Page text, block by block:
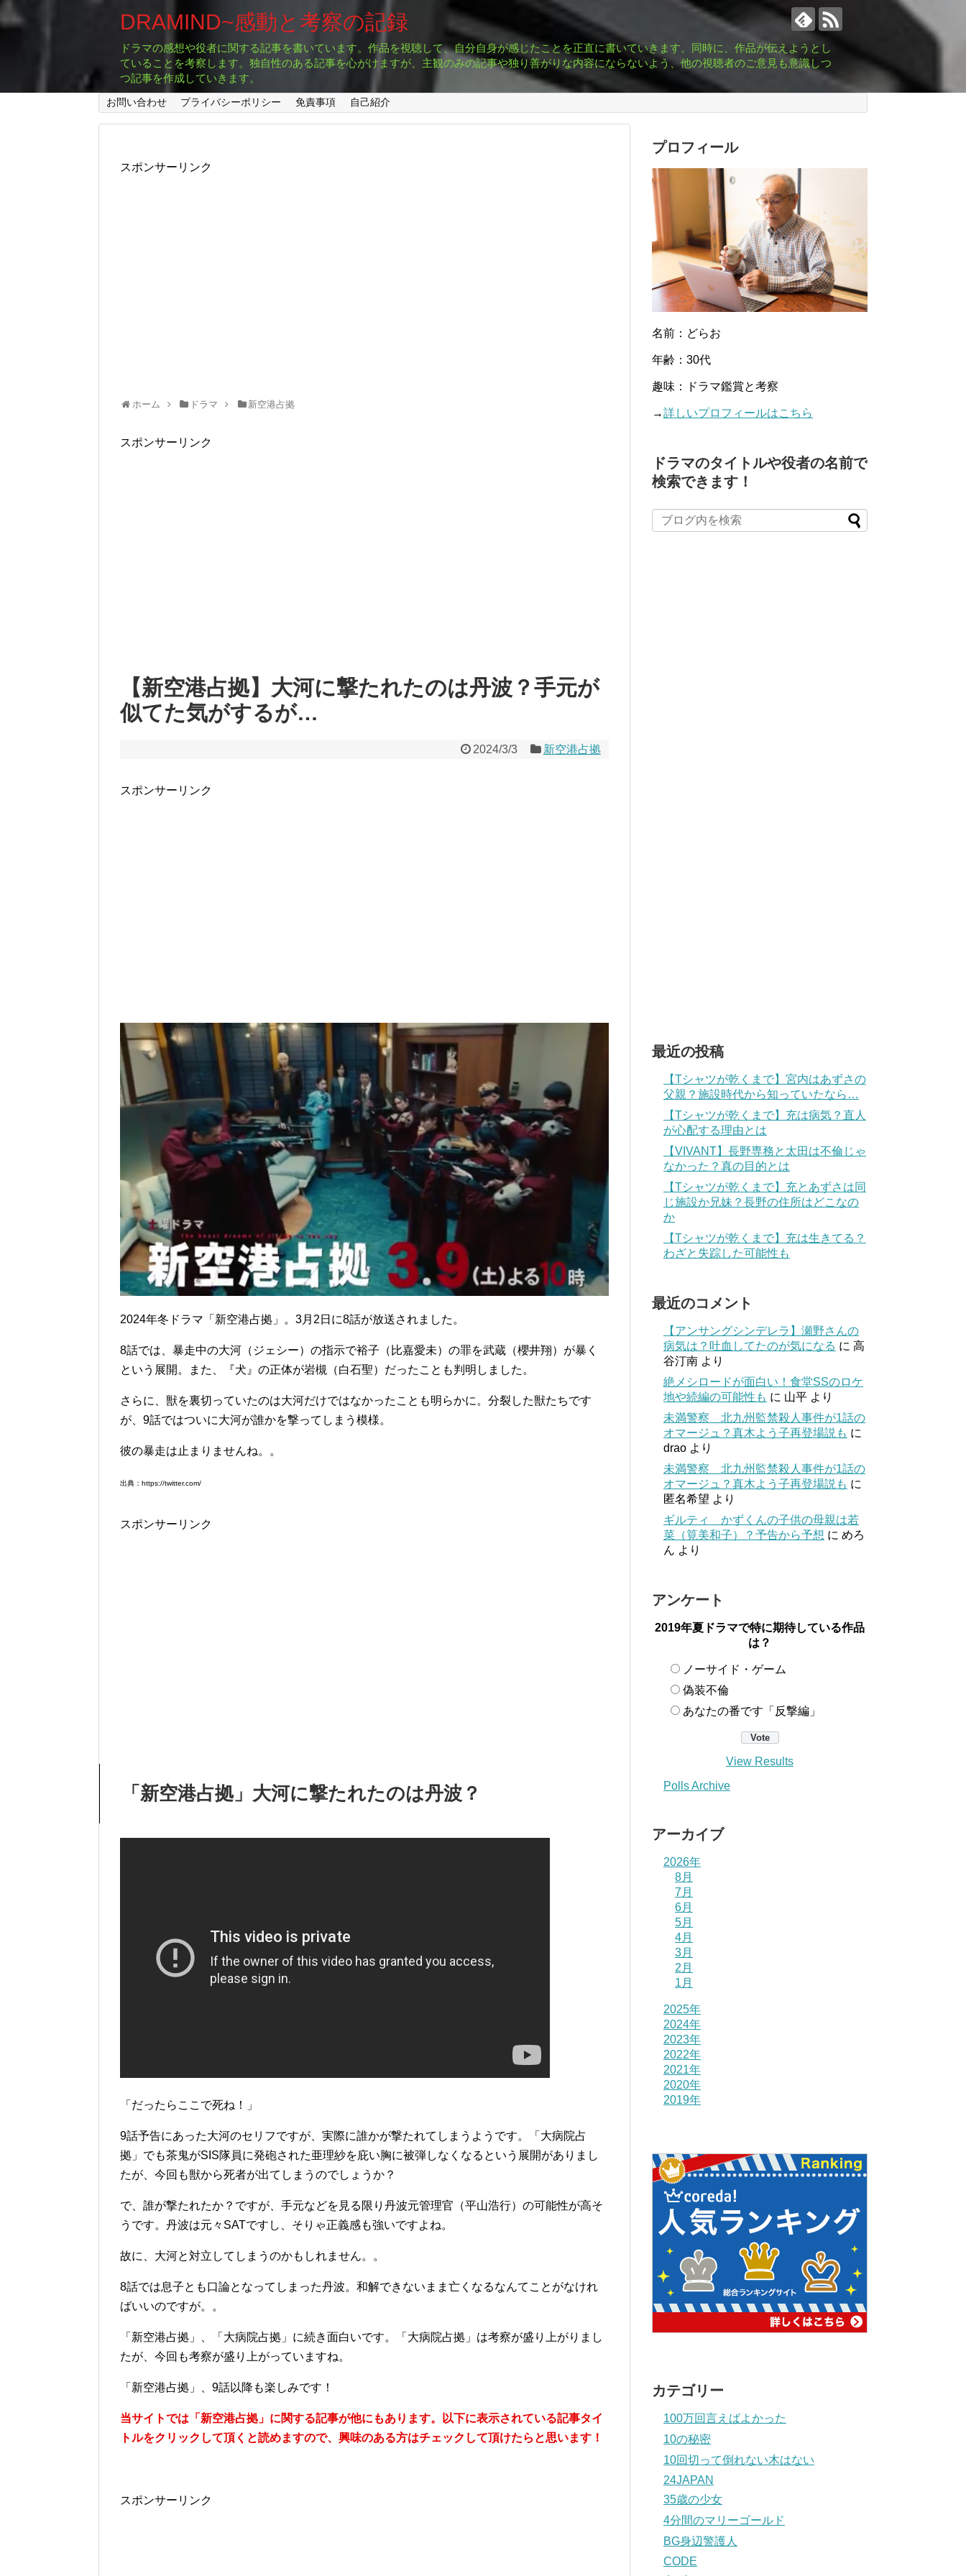
DRAMIND~感動と考察の記録
ドラマの感想や役者に関する記事を書いています。作品を視聴して、自分自身が感じたことを正直に書いていきます。同時に、作品が伝えようとし
ていることを考察します。独自性のある記事を心がけますが、主観のみの記事や独り善がりな内容にならないよう、他の視聴者のご意見も意識しつ
つ記事を作成していきます。
お問い合わせ プライバシーポリシー 免責事項 自己紹介
スポンサーリンク
ホーム ドラマ 新空港占拠
スポンサーリンク
【新空港占拠】大河に撃たれたのは丹波？手元が
似てた気がするが…
2024/3/3 新空港占拠
スポンサーリンク
2024年冬ドラマ「新空港占拠」。3月2日に8話が放送されました。
8話では、暴走中の大河（ジェシー）の指示で裕子（比嘉愛未）の罪を武蔵（櫻井翔）が暴く
という展開。また、『犬』の正体が岩槻（白石聖）だったことも判明しました。
さらに、獣を裏切っていたのは大河だけではなかったことも明らかに。分裂した獣たちです
が、9話ではついに大河が誰かを撃ってしまう模様。
彼の暴走は止まりませんね。。
出典：https://twitter.com/
スポンサーリンク
「新空港占拠」大河に撃たれたのは丹波？
「だったらここで死ね！」
9話予告にあった大河のセリフですが、実際に誰かが撃たれてしまうようです。「大病院占
拠」でも茶鬼がSIS隊員に発砲された亜理紗を庇い胸に被弾しなくなるという展開がありまし
たが、今回も獣から死者が出てしまうのでしょうか？
で、誰が撃たれたか？ですが、手元などを見る限り丹波元管理官（平山浩行）の可能性が高そ
うです。丹波は元々SATですし、そりゃ正義感も強いですよね。
故に、大河と対立してしまうのかもしれません。。
8話では息子とも口論となってしまった丹波。和解できないまま亡くなるなんてことがなけれ
ばいいのですが。。
「新空港占拠」、「大病院占拠」に続き面白いです。「大病院占拠」は考察が盛り上がりまし
たが、今回も考察が盛り上がっていますね。
「新空港占拠」、9話以降も楽しみです！
当サイトでは「新空港占拠」に関する記事が他にもあります。以下に表示されている記事タイ
トルをクリックして頂くと読めますので、興味のある方はチェックして頂けたらと思います！
スポンサーリンク
プロフィール
名前：どらお
年齢：30代
趣味：ドラマ鑑賞と考察
→詳しいプロフィールはこちら
ドラマのタイトルや役者の名前で
検索できます！
最近の投稿
【Tシャツが乾くまで】宮内はあずさの
父親？施設時代から知っていたなら…
【Tシャツが乾くまで】充は病気？直人
が心配する理由とは
【VIVANT】長野専務と太田は不倫じゃ
なかった？真の目的とは
【Tシャツが乾くまで】充とあずさは同
じ施設か兄妹？長野の住所はどこなの
か
【Tシャツが乾くまで】充は生きてる？
わざと失踪した可能性も
最近のコメント
【アンサングシンデレラ】瀬野さんの
病気は？吐血してたのが気になる に 高
谷汀南 より
絶メシロードが面白い！食堂SSのロケ
地や続編の可能性も に 山平 より
未満警察 北九州監禁殺人事件が1話の
オマージュ？真木よう子再登場説も に
drao より
未満警察 北九州監禁殺人事件が1話の
オマージュ？真木よう子再登場説も に
匿名希望 より
ギルティ かずくんの子供の母親は若
菜（筧美和子）？予告から予想 に めろ
ん より
アンケート
2019年夏ドラマで特に期待している作品
は？
ノーサイド・ゲーム
偽装不倫
あなたの番です「反撃編」
View Results
Polls Archive
アーカイブ
2026年
8月
7月
6月
5月
4月
3月
2月
1月
2025年
2024年
2023年
2022年
2021年
2020年
2019年
カテゴリー
100万回言えばよかった
10の秘密
10回切って倒れない木はない
24JAPAN
35歳の少女
4分間のマリーゴールド
BG身辺警護人
CODE